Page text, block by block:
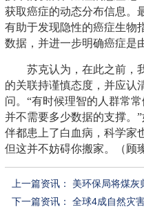
获取癌症的动态分布信息。
有助于发现隐性的癌症生物
数据，并进一步明确癌症是
苏克认为，在此之前，
的关联持谨慎态度，并应认
问。“有时候理智的人群常
并不需要多少数据的支撑。
伴都患上了白血病，科学家
但这并不妨碍你搬家。（顾
上一篇资讯： 美环保局将煤灰
下一篇资讯： 全球4成自然灾